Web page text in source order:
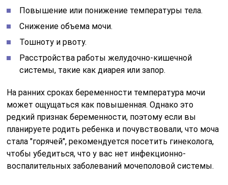
Повышение или понижение температуры тела.
Снижение объема мочи.
Тошноту и рвоту.
Расстройства работы желудочно-кишечной
системы, такие как диарея или запор.
На ранних сроках беременности температура мочи
может ощущаться как повышенная. Однако это
редкий признак беременности, поэтому если вы
планируете родить ребенка и почувствовали, что моча
стала "горячей", рекомендуется посетить гинеколога,
чтобы убедиться, что у вас нет инфекционно-
воспалительных заболеваний мочеполовой системы.